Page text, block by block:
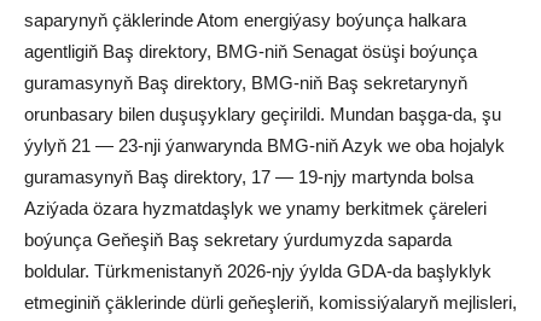
saparynyň çäklerinde Atom energiýasy boýunça halkara
agentligiň Baş direktory, BMG-niň Senagat ösüşi boýunça
guramasynyň Baş direktory, BMG-niň Baş sekretarynyň
orunbasary bilen duşuşyklary geçirildi. Mundan başga-da, şu
ýylyň 21 — 23-nji ýanwarynda BMG-niň Azyk we oba hojalyk
guramasynyň Baş direktory, 17 — 19-njy martynda bolsa
Aziýada özara hyzmatdaşlyk we ynamy berkitmek çäreleri
boýunça Geňeşiň Baş sekretary ýurdumyzda saparda
boldular. Türkmenistanyň 2026-njy ýylda GDA-da başlyklyk
etmeginiň çäklerinde dürli geňeşleriň, komissiýalaryň mejlisleri,